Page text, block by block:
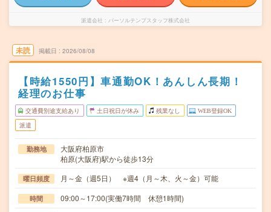
派遣会社 パーソルテンプスタッフ株式会社
未読 掲載日 2026/08/08
【時給1550円】車通勤OK！あんしん長期！
経理のお仕事
交通費別途支給あり 土日祝日が休み 残業なし WEB登録OK
派遣
勤務地
大阪府柏原市
柏原(大阪府)駅から徒歩13分
曜日頻度 月～金（週5日） ※週4（月～木、火～金）可能
時間 09:00～17:00(実働7時間 休憩1時間)